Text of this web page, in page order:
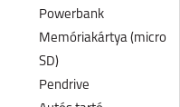
Powerbank
Memóriakártya (micro
SD)
Pendrive